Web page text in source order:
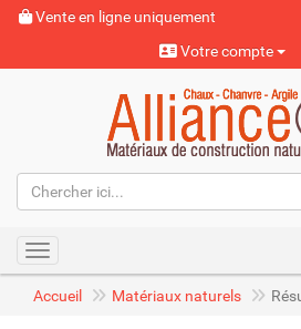
Vente en ligne uniquement
Votre compte
Toggle navigation
Accueil Matériaux naturels